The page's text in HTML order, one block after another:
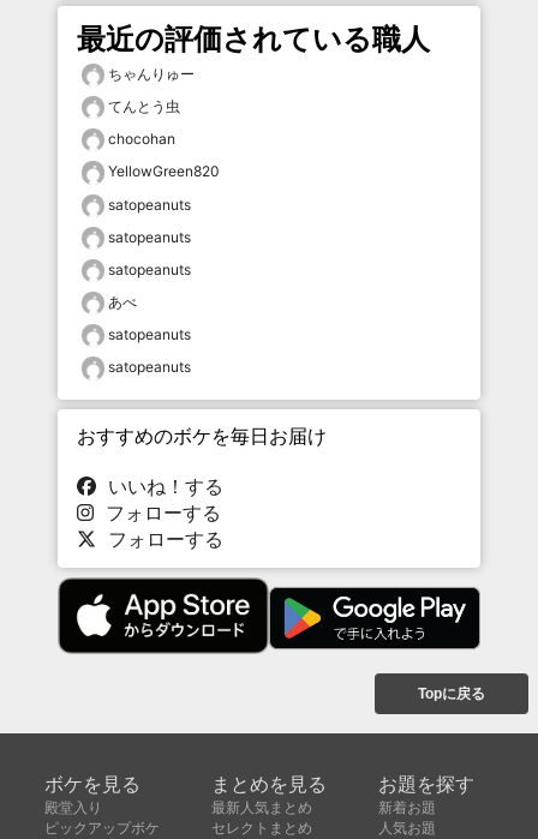
最近の評価されている職人
ちゃんりゅー
てんとう虫
chocohan
YellowGreen820
satopeanuts
satopeanuts
satopeanuts
あべ
satopeanuts
satopeanuts
おすすめのボケを毎日お届け
いいね！する
フォローする
フォローする
Topに戻る
ボケを見る
殿堂入り
ピックアップボケ
まとめを見る
最新人気まとめ
セレクトまとめ
お題を探す
新着お題
人気お題